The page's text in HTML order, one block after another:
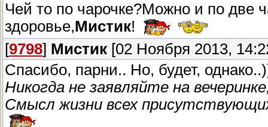
Чей то по чарочке?Можно и по две
здоровье,Мистик!
[9798] Мистик [02 Ноября 2013,
Спасибо, парни.. Но, будет,
Никогда не заявляйте на
Смысл жизни всех